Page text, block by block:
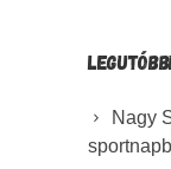
Nagy